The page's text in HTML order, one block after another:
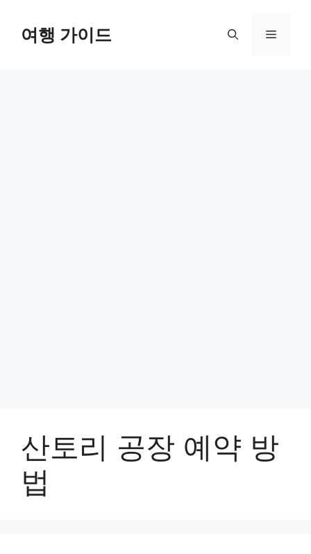
여행 가이드 메
산토리 공장 예약 방
법